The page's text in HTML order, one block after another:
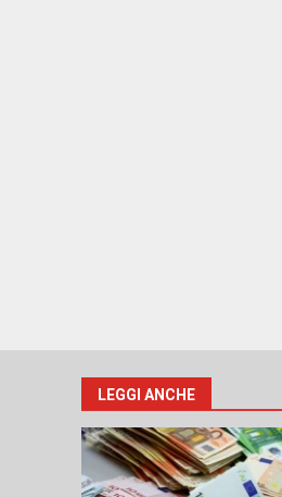
LEGGI ANCHE